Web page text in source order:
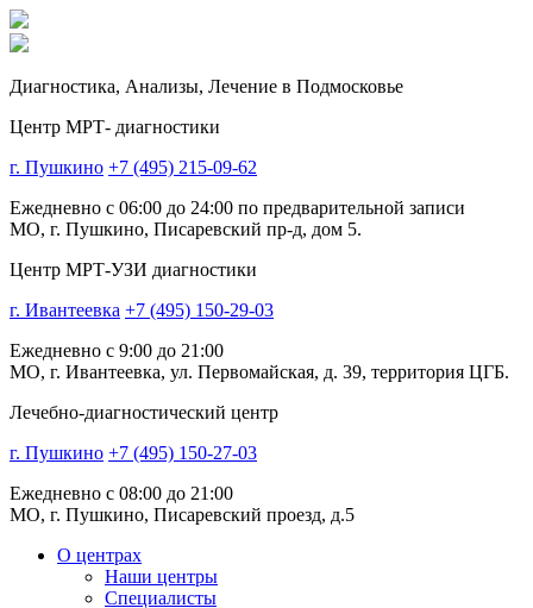
Диагностика, Анализы, Лечение в Подмосковье
Центр МРТ- диагностики
г. Пушкино +7 (495) 215-09-62
Ежедневно с 06:00 до 24:00 по предварительной записи
МО, г. Пушкино, Писаревский пр-д, дом 5.
Центр МРТ-УЗИ диагностики
г. Ивантеевка +7 (495) 150-29-03
Ежедневно с 9:00 до 21:00
МО, г. Ивантеевка, ул. Первомайская, д. 39, территория ЦГБ.
Лечебно-диагностический центр
г. Пушкино +7 (495) 150-27-03
Ежедневно с 08:00 до 21:00
МО, г. Пушкино, Писаревский проезд, д.5
О центрах
Наши центры
Специалисты